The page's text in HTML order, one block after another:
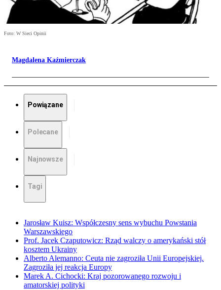
Foto: W Sieci Opinii
Magdalena Kaźmierczak
Powiązane
Polecane
Najnowsze
Tagi
Jarosław Kuisz: Współczesny sens wybuchu Powstania
Warszawskiego
Prof. Jacek Czaputowicz: Rząd walczy o amerykański stół
kosztem Ukrainy
Alberto Alemanno: Ceuta nie zagroziła Unii Europejskiej.
Zagroziła jej reakcja Europy
Marek A. Cichocki: Kraj pozorowanego rozwoju i
amatorskiej polityki